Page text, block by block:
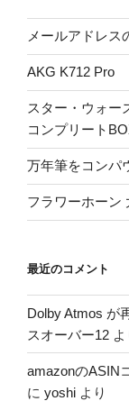
メールアドレス
AKG K712 Pro
スター・ウォ
コンプリート
万年筆をコンパ
フラワーホーン
最近のコメント
Dolby Atmos が
スオーバー12 よ
amazonのASIN
に yoshi より